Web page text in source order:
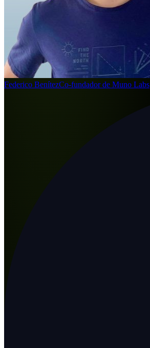
Federico BenítezCo-fundador de Muno Labs